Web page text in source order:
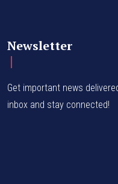
Newsletter
Get important news
inbox and stay connected!